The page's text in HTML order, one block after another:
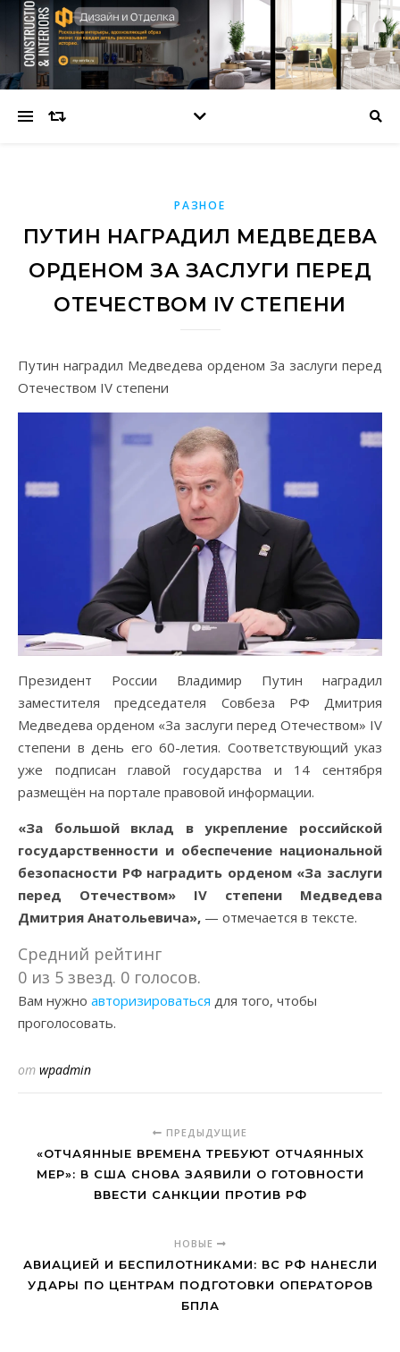
РАЗНОЕ
ПУТИН НАГРАДИЛ МЕДВЕДЕВА
ОРДЕНОМ ЗА ЗАСЛУГИ ПЕРЕД
ОТЕЧЕСТВОМ IV СТЕПЕНИ
Путин наградил Медведева орденом За заслуги перед
Отечеством IV степени
Президент России Владимир Путин наградил
заместителя председателя Совбеза РФ Дмитрия
Медведева орденом «За заслуги перед Отечеством» IV
степени в день его 60-летия. Соответствующий указ
уже подписан главой государства и 14 сентября
размещён на портале правовой информации.
«За большой вклад в укрепление российской
государственности и обеспечение национальной
безопасности РФ наградить орденом «За заслуги
перед Отечеством» IV степени Медведева
Дмитрия Анатольевича», — отмечается в тексте.
Средний рейтинг
0 из 5 звезд. 0 голосов.
Вам нужно авторизироваться для того, чтобы
проголосовать.
от wpadmin
ПРЕДЫДУЩИЕ
«ОТЧАЯННЫЕ ВРЕМЕНА ТРЕБУЮТ ОТЧАЯННЫХ
МЕР»: В США СНОВА ЗАЯВИЛИ О ГОТОВНОСТИ
ВВЕСТИ САНКЦИИ ПРОТИВ РФ
НОВЫЕ
АВИАЦИЕЙ И БЕСПИЛОТНИКАМИ: ВС РФ НАНЕСЛИ
УДАРЫ ПО ЦЕНТРАМ ПОДГОТОВКИ ОПЕРАТОРОВ
БПЛА